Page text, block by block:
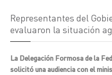
Representantes del
evaluaron la situación
La Delegación Formosa de la
solicitó una audiencia con el